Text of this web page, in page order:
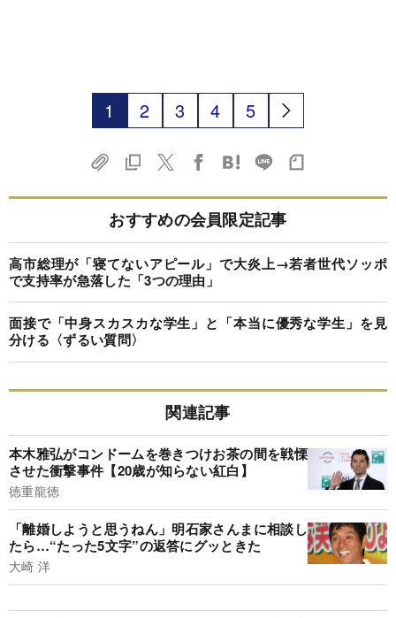
1 2 3 4 5
おすすめの会員限定記事
高市総理が「寝てないアピール」で大炎上→若者世代ソッポ
で支持率が急落した「3つの理由」
面接で「中身スカスカな学生」と「本当に優秀な学生」を見
分ける〈ずるい質問〉
関連記事
本木雅弘がコンドームを巻きつけお茶の間を戦慄
させた衝撃事件【20歳が知らない紅白】
徳重龍徳
「離婚しようと思うねん」明石家さんまに相談し
たら…“たった5文字”の返答にグッときた
大崎 洋